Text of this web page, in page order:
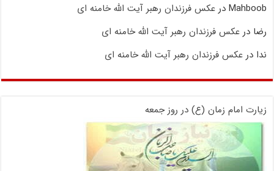
Mahboob درعکس فرزندان رهبر آیت الله خامنه ای
رضا درعکس فرزندان رهبر آیت الله خامنه ای
ندا درعکس فرزندان رهبر آیت الله خامنه ای
زیارت امام زمان (ع) در روز جمعه